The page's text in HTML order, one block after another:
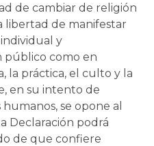
de cambiar de religión
libertad de manifestar
y
público como en
la práctica, el culto y la
en su intento de
se opone al
Declaración podrá
de que confiere